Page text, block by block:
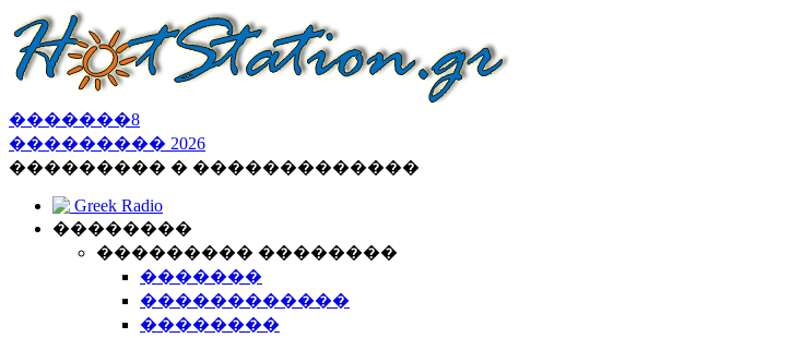
�������8
��������� 2026
��������� � �������������
Greek Radio
��������
��������� ��������
�������
������������
��������